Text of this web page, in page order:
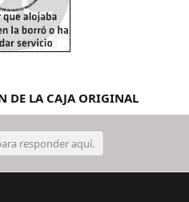
DE LA CAJA ORIGINAL
responder aquí.